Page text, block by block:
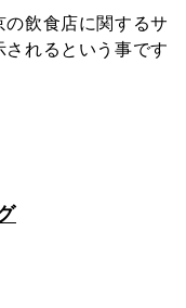
飲食店に関するサ
れるという事です